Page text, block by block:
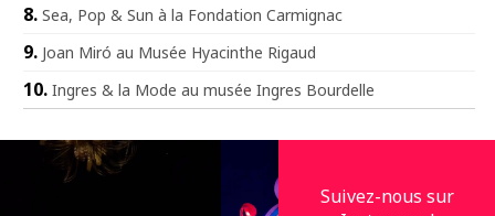
Sea, Pop & Sun à la Fondation Carmignac
Joan Miró au Musée Hyacinthe Rigaud
Ingres & la Mode au musée Ingres Bourdelle
Suivez-nous sur